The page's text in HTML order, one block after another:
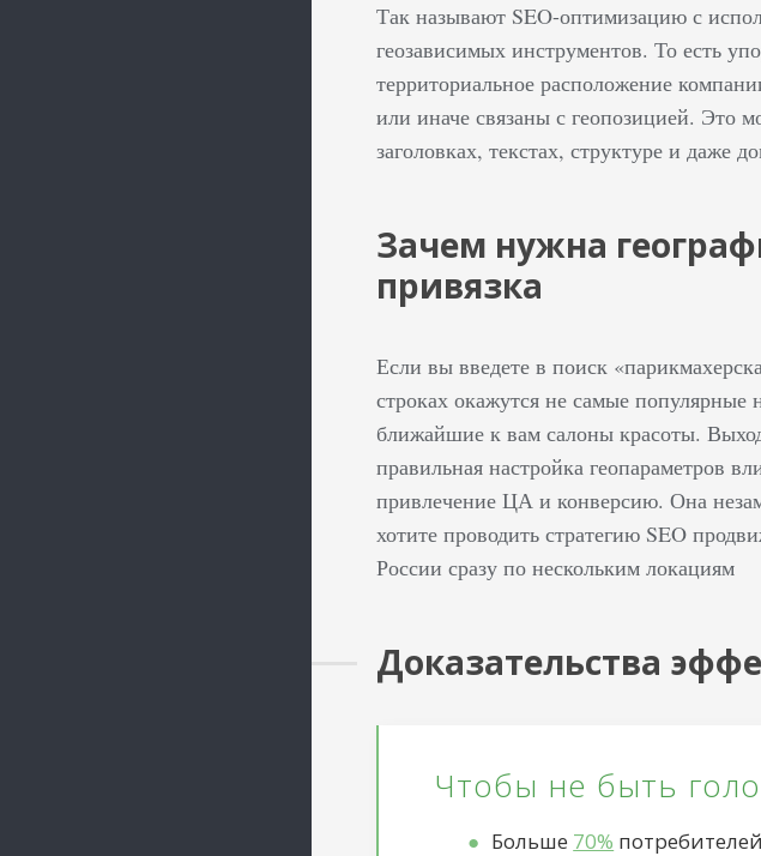
Так называют SEO-оптимизацию с
геозависимых инструментов. То есть
территориальное расположение
или иначе связаны с геопозицией. Это
заголовках, текстах, структуре и даже
Зачем нужна
привязка
Если вы введете в поиск
строках окажутся не самые популярные
ближайшие к вам салоны красоты.
правильная настройка геопараметров
привлечение ЦА и конверсию. Она
хотите проводить стратегию SEO
России сразу по нескольким локациям
Доказательства
Чтобы не быть
Больше 70%